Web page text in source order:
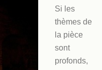
Si les
thèmes de
la pièce
sont
profonds,